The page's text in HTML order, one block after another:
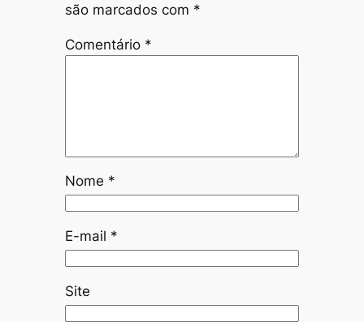
são marcados com *
Comentário *
Nome *
E-mail *
Site